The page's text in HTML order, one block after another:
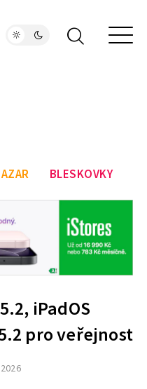
BLESKOVKY
iPadOS
pro veřejnost